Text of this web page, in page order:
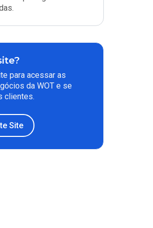
para acessar as
da WOT e se
clientes.
Site